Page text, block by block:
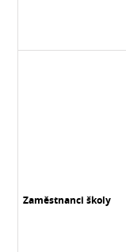
Zaměstnanci školy